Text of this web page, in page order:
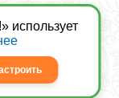
наличии
использует